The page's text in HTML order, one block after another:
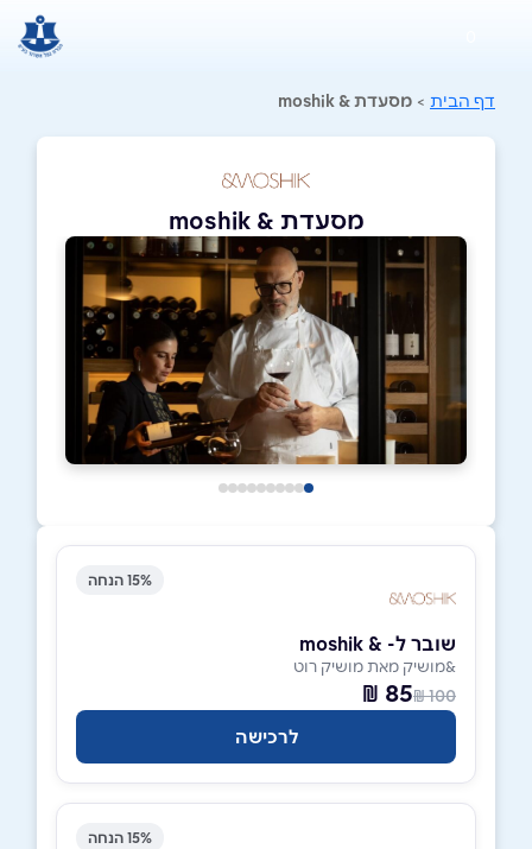
דף הבית > מסעדת & moshik
מסעדת & moshik
15% הנחה
שובר ל- & moshik
&מושיק מאת מושיק רוט
100 ₪
85 ₪
לרכישה
15% הנחה